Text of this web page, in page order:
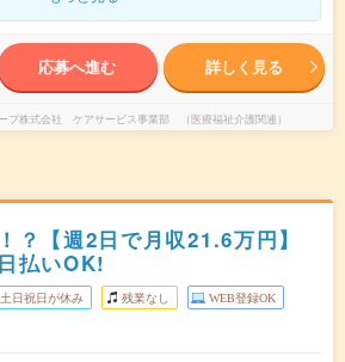
応募へ進む 詳しく見る
プ株式会社 ケアサービス事業部 （医療福祉介護関連）
？【週2日で月収21.6万円】
払いOK!
土日祝日が休み 残業なし WEB登録OK